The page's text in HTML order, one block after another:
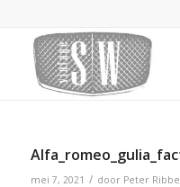
mei 7, 2021 / door Peter